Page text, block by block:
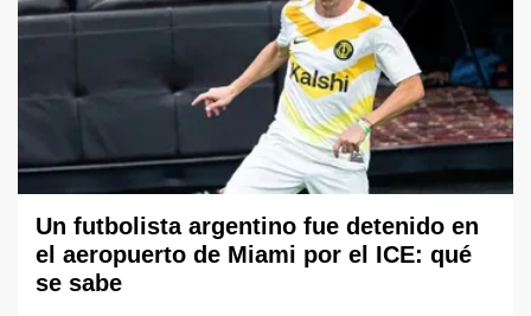
Un futbolista argentino fue detenido en
el aeropuerto de Miami por el ICE: qué
se sabe